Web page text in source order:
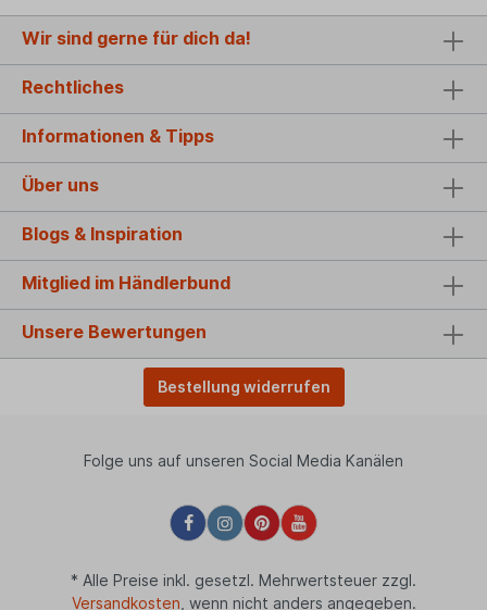
Wir sind gerne für dich da!
Rechtliches
Informationen & Tipps
Über uns
Blogs & Inspiration
Mitglied im Händlerbund
Unsere Bewertungen
Bestellung widerrufen
Folge uns auf unseren Social Media Kanälen
* Alle Preise inkl. gesetzl. Mehrwertsteuer zzgl.
Versandkosten , wenn nicht anders angegeben.